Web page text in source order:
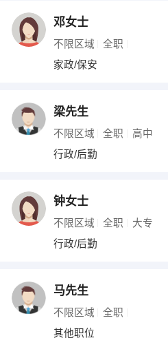
邓女士
不限区域 全职
家政/保安
梁先生
不限区域 全职 高中
行政/后勤
钟女士
不限区域 全职 大专
行政/后勤
马先生
不限区域 全职
其他职位